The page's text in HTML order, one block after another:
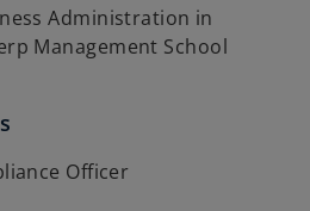
Administration in
Management School
Officer